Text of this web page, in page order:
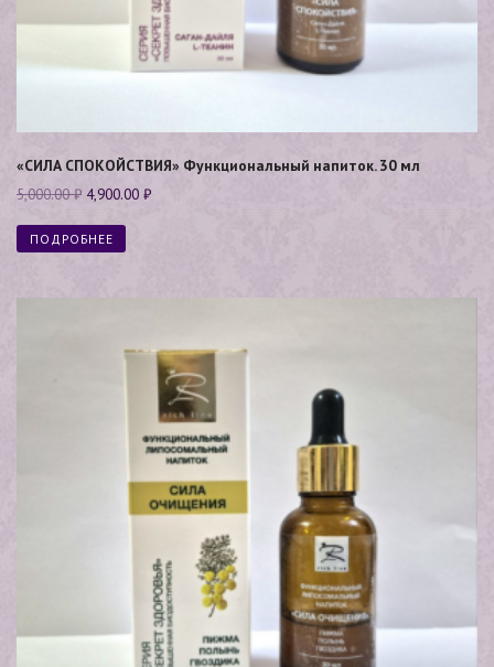
«СИЛА СПОКОЙСТВИЯ» Функциональный напиток. 30 мл
5,000.00₽ 4,900.00 ₽
ПОДРОБНЕЕ